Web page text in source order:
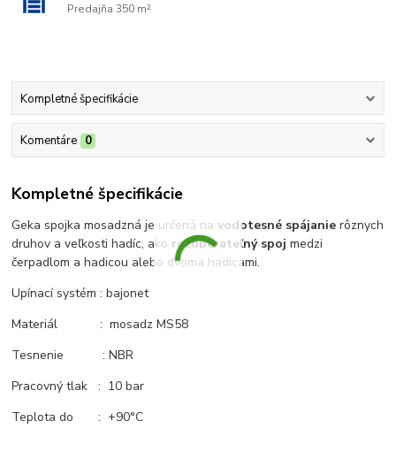
Predajňa 350 m²
Kompletné špecifikácie
Komentáre 0
Kompletné špecifikácie
Geka spojka mosadzná je určená na vodotesné spájanie rôznych
druhov a veľkosti hadíc, ako rozoberateľný spojmedzi
čerpadlom a hadicou alebo dvoma hadicami.
Upínací systém : bajonet
Materiál : mosadz MS58
Tesnenie : NBR
Pracovný tlak : 10 bar
Teplota do : +90°C